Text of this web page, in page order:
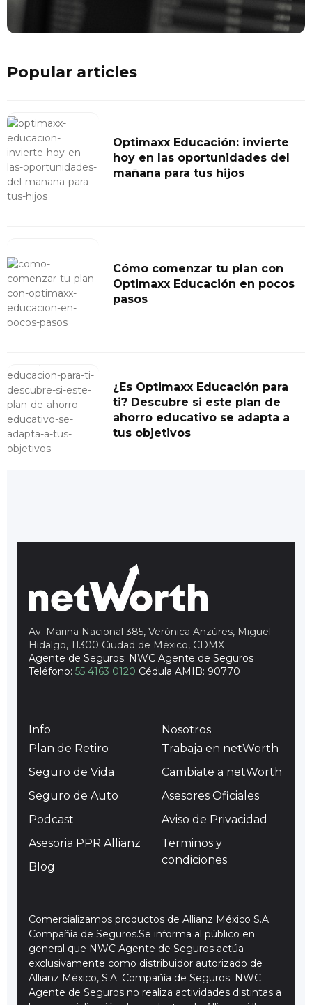
Popular articles
Optimaxx Educación: invierte
hoy en las oportunidades del
mañana para tus hijos
Cómo comenzar tu plan con
Optimaxx Educación en pocos
pasos
¿Es Optimaxx Educación para
ti? Descubre si este plan de
ahorro educativo se adapta a
tus objetivos
Av. Marina Nacional 385, Verónica Anzúres, Miguel
Hidalgo, 11300 Ciudad de México, CDMX .
Agente de Seguros: NWC Agente de Seguros
Teléfono: 55 4163 0120 Cédula AMIB: 90770
Info
Plan de Retiro
Seguro de Vida
Seguro de Auto
Podcast
Asesoria PPR Allianz
Blog
Nosotros
Trabaja en netWorth
Cambiate a netWorth
Asesores Oficiales
Aviso de Privacidad
Terminos y
condiciones
Comercializamos productos de Allianz México S.A.
Compañía de Seguros.Se informa al público en
general que NWC Agente de Seguros actúa
exclusivamente como distribuidor autorizado de
Allianz México, S.A. Compañía de Seguros. NWC
Agente de Seguros no realiza actividades distintas a